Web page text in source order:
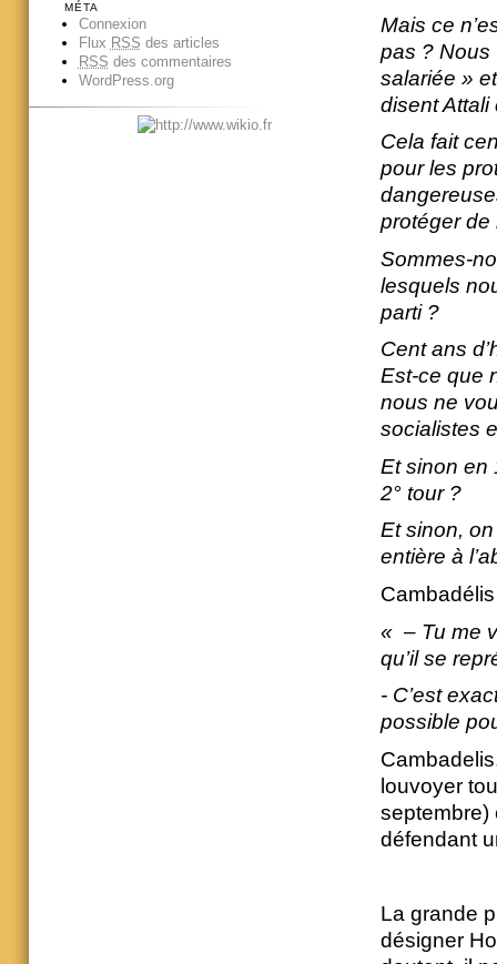
Mais ce
pas ? Nous
salariée »
disent Attali
Cela fait
pour les
protéger de
Sommes-
lesquels
parti ?
Cent ans
Est-ce que
nous ne
socialistes
Et sinon en
2° tour ?
Et sinon,
entière à
« – Tu me
qu’il se
- C’est
possible
louvoyer
septembre)
défendant
La grande
désigner
MÉTA
Connexion
Flux RSS des articles
RSS des commentaires
WordPress.org